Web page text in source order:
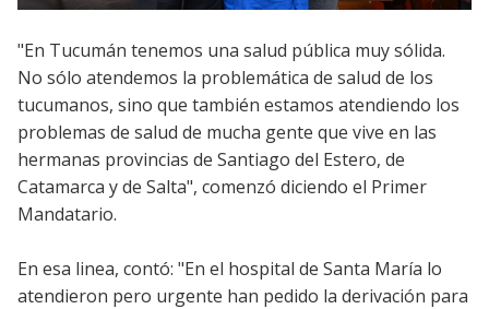
"En Tucumán tenemos una salud pública muy sólida.
No sólo atendemos la problemática de salud de los
tucumanos, sino que también estamos atendiendo los
problemas de salud de mucha gente que vive en las
hermanas provincias de Santiago del Estero, de
Catamarca y de Salta", comenzó diciendo el Primer
Mandatario.
En esa linea, contó: "En el hospital de Santa María lo
atendieron pero urgente han pedido la derivación para